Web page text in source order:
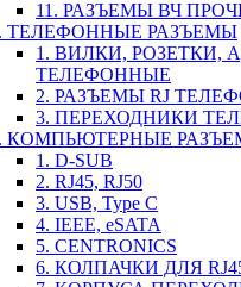
11. РАЗЪЕМЫ ВЧ
ТЕЛЕФОННЫЕ РАЗЪЕМЫ
1. ВИЛКИ, РОЗЕТКИ,
ТЕЛЕФОННЫЕ
2. РАЗЪЕМЫ RJ
3. ПЕРЕХОДНИКИ
КОМПЬЮТЕРНЫЕ
1. D-SUB
2. RJ45, RJ50
3. USB, Type C
4. IEEE, eSATA
5. CENTRONICS
6. КОЛПАЧКИ ДЛЯ